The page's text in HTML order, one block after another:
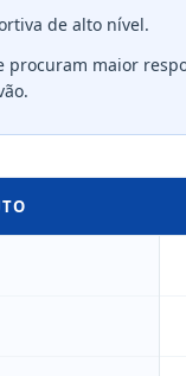
de alto nível.
procuram maior